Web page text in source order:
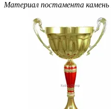
Материал постамента камень